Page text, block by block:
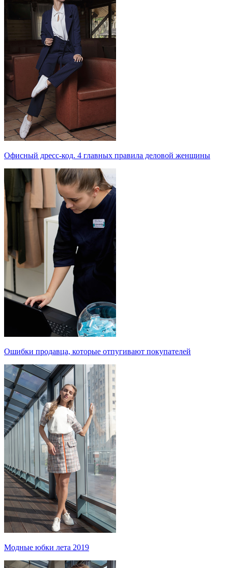
Офисный дресс-код. 4 главных правила деловой женщины
Ошибки продавца, которые отпугивают покупателей
Модные юбки лета 2019